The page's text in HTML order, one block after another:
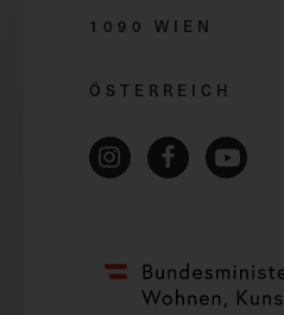
1090 WIEN
ÖSTERREICH